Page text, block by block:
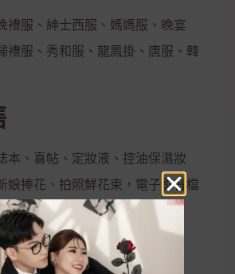
禮服、紳士西服、媽媽服、晚宴
禮服、秀和服、龍鳳掛、唐服、韓
本、喜帖、定妝液、控油保濕妝
娘捧花、拍照鮮花束，電子影音檔